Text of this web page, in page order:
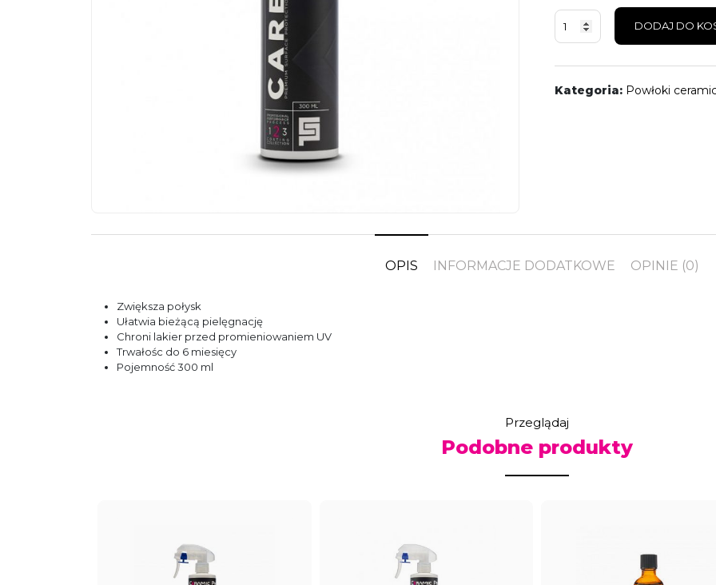
ilość
Ceramic
Pro
DODAJ DO
Kategoria: Powłoki
OPIS INFORMACJE DODATKOWE OPINIE (0)
Zwiększa połysk
Ułatwia bieżącą pielęgnację
Chroni lakier przed promieniowaniem UV
Trwałośc do 6 miesięcy
Pojemność 300 ml
Przeglądaj
Podobne produkty